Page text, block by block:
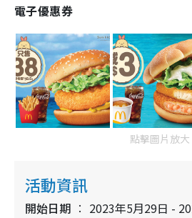
電子優惠券
點擊圖片放大
活動資訊
開始日期 2023年5月29日 -